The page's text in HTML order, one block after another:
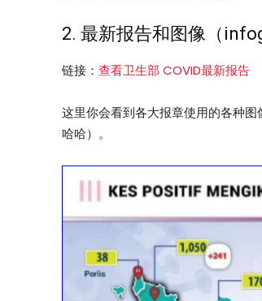
2. 最新报告和图像（
链接： 查看卫生部 COVID最新报告
这里你会看到各大报章使用的各种
哈哈）。